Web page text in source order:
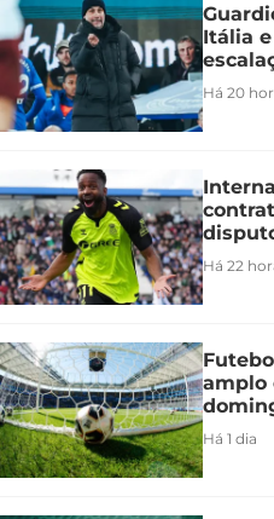
Itália
Há 20
Há 22
amplo
Há 1 dia